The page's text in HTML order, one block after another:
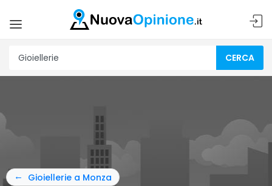
CERCA
Gioiellerie a Monza